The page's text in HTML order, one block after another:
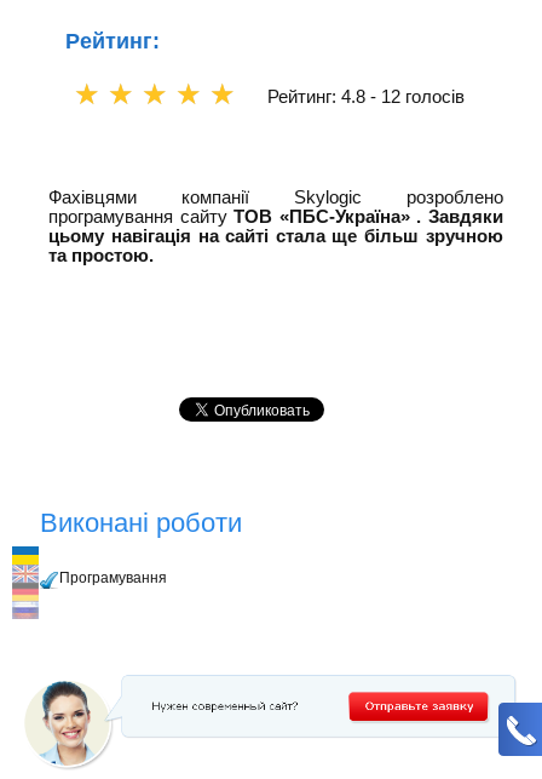
Рейтинг:
☆
☆
☆
☆
☆ Рейтинг: 4.8 - 12 голосів
Фахівцями компанії Skylogic розроблено
програмування сайтуТОВ «ПБС-Україна» . Завдяки
цьому навігація на сайті стала ще більш зручною
та простою.
Виконані роботи
Програмування